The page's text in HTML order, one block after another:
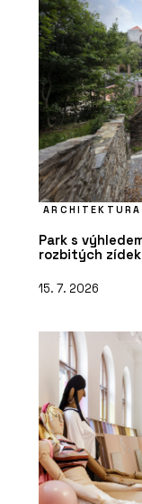
ARCHITEKTURA
Park s
rozbitých zídek
15. 7. 2026